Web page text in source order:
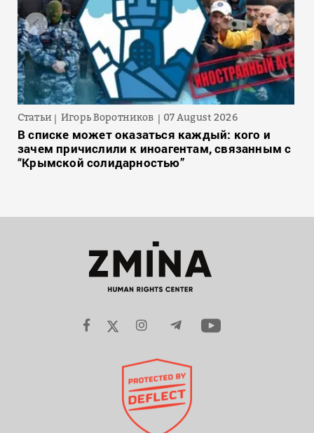
Статьи Игорь Воротников 07 August 2026
В списке может оказаться каждый: кого и
зачем причислили к иноагентам, связанным с
“Крымской солидарностью”